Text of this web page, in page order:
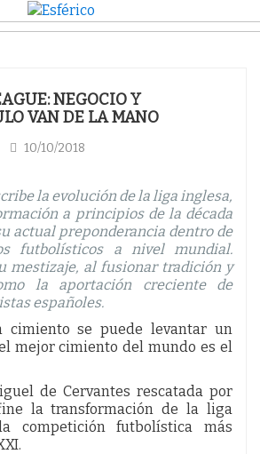
NEGOCIO Y
VAN DE LA MANO
10/10/2018
la evolución de la liga inglesa,
a principios de la década
actual preponderancia dentro de
futbolísticos a nivel mundial.
mestizaje, al fusionar tradición y
la aportación creciente de
españoles.
cimiento se puede levantar un
mejor cimiento del mundo es el
de Cervantes rescatada por
la transformación de la liga
competición futbolística más